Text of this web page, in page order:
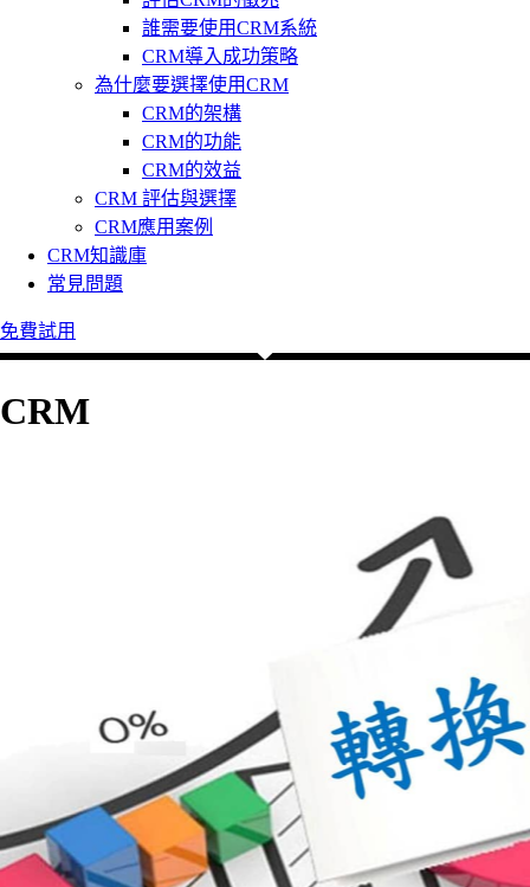
誰需要使用CRM系統
CRM導入成功策略
為什麼要選擇使用CRM
CRM的架構
CRM的功能
CRM的效益
CRM 評估與選擇
CRM應用案例
CRM知識庫
常見問題
免費試用
CRM